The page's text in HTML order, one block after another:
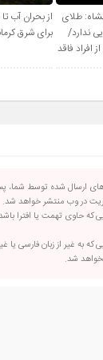
طلای
ندارد/
افراد فاقد
از بحران آب
برای شرق
ارسال شده توسط شما،
در وب منتشر خواهد شد.
که حاوی تهمت یا افترا
که به غیر از زبان فارسی یا
شد.